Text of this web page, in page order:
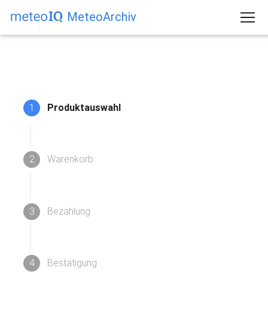
MeteoArchiv
1 Produktauswahl
2 Warenkorb
3 Bezahlung
4 Bestätigung